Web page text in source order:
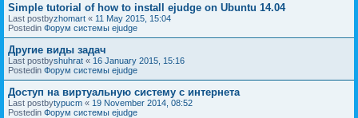
Simple tutorial of how to install ejudge on Ubuntu 14.04
Last postbyzhomart « 11 May 2015, 15:04
Postedin Форум системы ejudge
Другие виды задач
Last postbyshuhrat « 16 January 2015, 15:16
Postedin Форум системы ejudge
Доступ на виртуальную систему с интернета
Last postbytypucm « 19 November 2014, 08:52
Postedin Форум системы ejudge